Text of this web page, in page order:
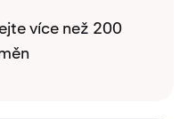
více než 200